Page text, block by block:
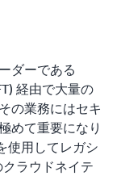
ダーである
経由で大量の
の業務にはセキ
めて重要になり
使用してレガシ
ラウドネイテ